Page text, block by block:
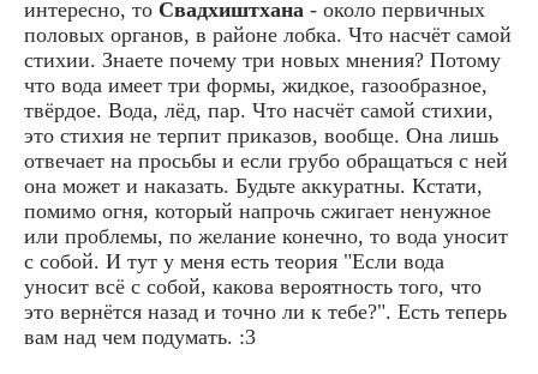
интересно, то Свадхиштхана - около первичных
половых органов, в районе лобка. Что насчёт самой
стихии. Знаете почему три новых мнения? Потому
что вода имеет три формы, жидкое, газообразное,
твёрдое. Вода, лёд, пар. Что насчёт самой стихии,
это стихия не терпит приказов, вообще. Она лишь
отвечает на просьбы и если грубо обращаться с ней
она может и наказать. Будьте аккуратны. Кстати,
помимо огня, который напрочь сжигает ненужное
или проблемы, по желание конечно, то вода уносит
с собой. И тут у меня есть теория "Если вода
уносит всё с собой, какова вероятность того, что
это вернётся назад и точно ли к тебе?". Есть теперь
вам над чем подумать. :3